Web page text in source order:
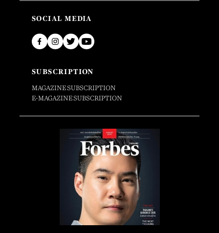
SOCIAL MEDIA
SUBSCRIPTION
MAGAZINE SUBSCRIPTION
E-MAGAZINE SUBSCRIPTION